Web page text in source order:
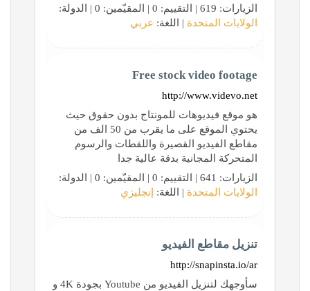
الزيارات: 619 | التقييم: 0 | المقيّمين: 0 | الدولة:
الولايات المتحدة | اللغة: عربي
Free stock video footage
http://www.videvo.net
هو موقع فيديوهات للمونتاج بدون حقوق حيث
يحتوي الموقع على ما يقرب من 50 الف من
مقاطع الفيديو القصيرة واللقطات والرسوم
المتحركة المجانية بدقة عالية جدا
الزيارات: 641 | التقييم: 0 | المقيّمين: 0 | الدولة:
الولايات المتحدة | اللغة: إنجليزي
تنزيل مقاطع الفيديو
http://snapinsta.io/ar
سأوجهك لتنزيل الفيديو من Youtube بجودة 4K و